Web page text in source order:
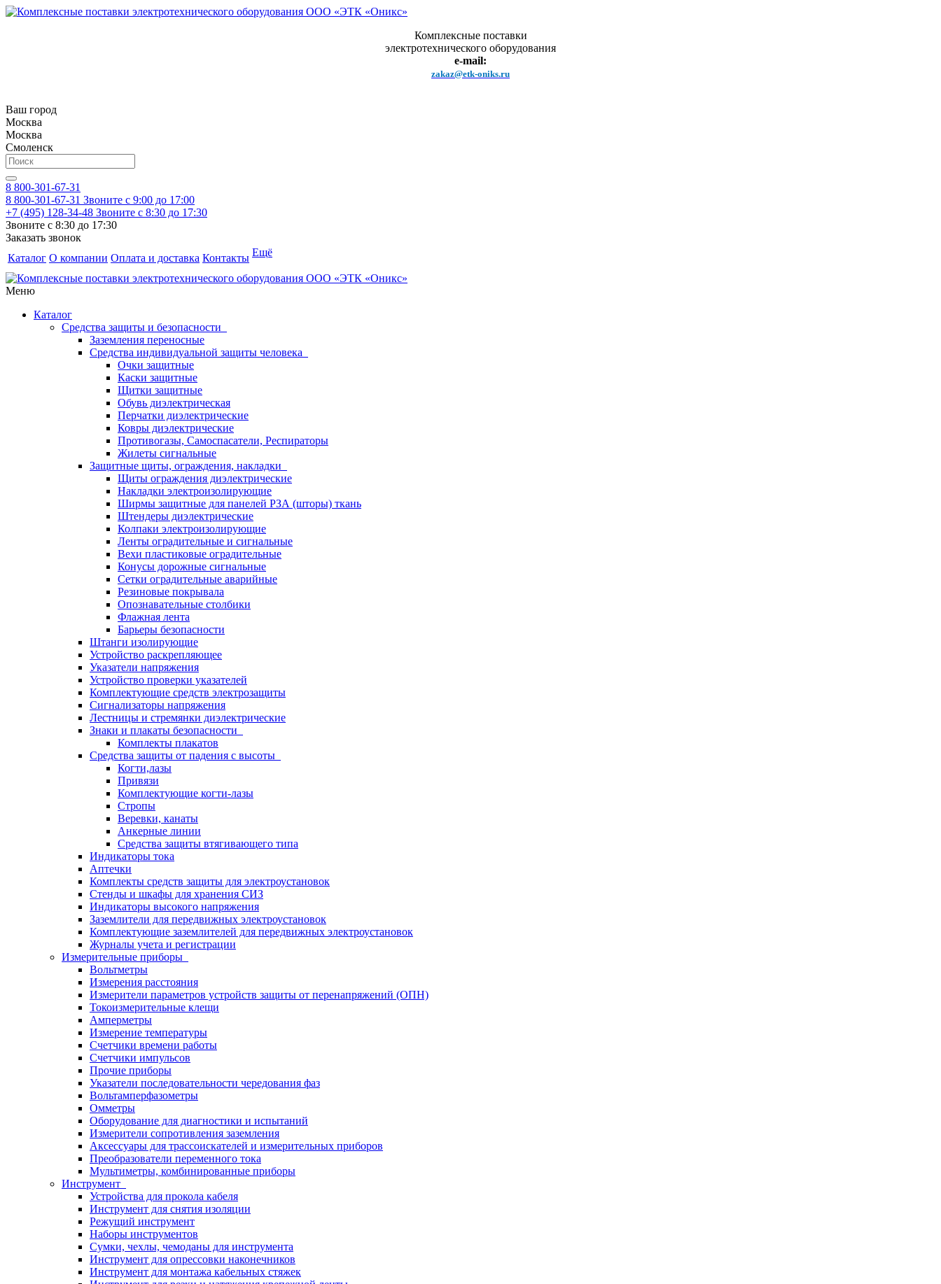
Комплексные поставки
электротехнического оборудования
e-mail:
zakaz@etk-oniks.ru
Ваш город
Москва
Москва
Смоленск
8 800-301-67-31
8 800-301-67-31 Звоните с 9:00 до 17:00
+7 (495) 128-34-48 Звоните с 8:30 до 17:30
Звоните с 8:30 до 17:30
Заказать звонок
Каталог О компании Оплата и доставка Контакты Ещё
Меню
Каталог
Средства защиты и безопасности
Заземления переносные
Средства индивидуальной защиты человека
Очки защитные
Каски защитные
Щитки защитные
Обувь диэлектрическая
Перчатки диэлектрические
Ковры диэлектрические
Противогазы, Самоспасатели, Респираторы
Жилеты сигнальные
Защитные щиты, ограждения, накладки
Щиты ограждения диэлектрические
Накладки электроизолирующие
Ширмы защитные для панелей РЗА (шторы) ткань
Штендеры диэлектрические
Колпаки электроизолирующие
Ленты оградительные и сигнальные
Вехи пластиковые оградительные
Конусы дорожные сигнальные
Сетки оградительные аварийные
Резиновые покрывала
Опознавательные столбики
Флажная лента
Барьеры безопасности
Штанги изолирующие
Устройство раскрепляющее
Указатели напряжения
Устройство проверки указателей
Комплектующие средств электрозащиты
Сигнализаторы напряжения
Лестницы и стремянки диэлектрические
Знаки и плакаты безопасности
Комплекты плакатов
Средства защиты от падения с высоты
Когти,лазы
Привязи
Комплектующие когти-лазы
Стропы
Веревки, канаты
Анкерные линии
Средства защиты втягивающего типа
Индикаторы тока
Аптечки
Комплекты средств защиты для электроустановок
Стенды и шкафы для хранения СИЗ
Индикаторы высокого напряжения
Заземлители для передвижных электроустановок
Комплектующие заземлителей для передвижных электроустановок
Журналы учета и регистрации
Измерительные приборы
Вольтметры
Измерения расстояния
Измерители параметров устройств защиты от перенапряжений (ОПН)
Токоизмерительные клещи
Амперметры
Измерение температуры
Счетчики времени работы
Счетчики импульсов
Прочие приборы
Указатели последовательности чередования фаз
Вольтамперфазометры
Омметры
Оборудование для диагностики и испытаний
Измерители сопротивления заземления
Аксессуары для трассоискателей и измерительных приборов
Преобразователи переменного тока
Мультиметры, комбинированные приборы
Инструмент
Устройства для прокола кабеля
Инструмент для снятия изоляции
Режущий инструмент
Наборы инструментов
Сумки, чехлы, чемоданы для инструмента
Инструмент для опрессовки наконечников
Инструмент для монтажа кабельных стяжек